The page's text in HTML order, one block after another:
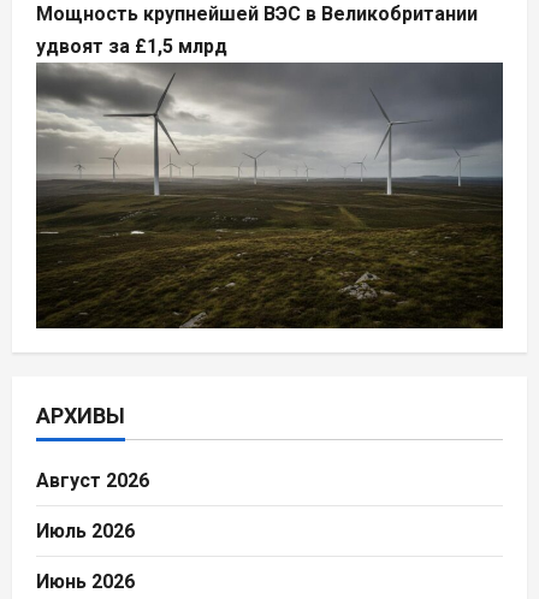
Мощность крупнейшей ВЭС в Великобритании
удвоят за £1,5 млрд
АРХИВЫ
Август 2026
Июль 2026
Июнь 2026